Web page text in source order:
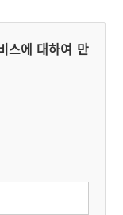
스에 대하여 만